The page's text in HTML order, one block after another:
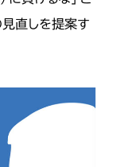
直しを提案す